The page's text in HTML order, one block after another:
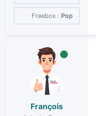
Freebox : Pop
François